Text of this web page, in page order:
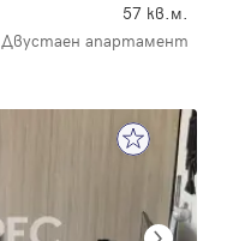
57 кв.м.
Двустаен апартамент